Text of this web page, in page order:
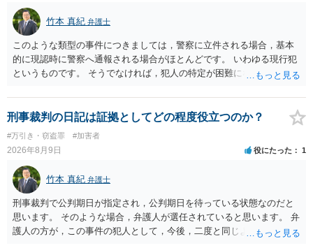
竹本 真紀 弁護士
このような類型の事件につきましては，警察に立件される場合，基本
的に現認時に警察へ通報される場合がほとんどです。 いわゆる現行犯
というものです。 そうでなければ，犯人の特定が困難になってしまい
（事件性）とともに，誰の行為かの判断がされる（犯人性）が必要な
のですが，現認時に警察が臨場できる場合以外は，基本的に犯人性を
特定することができません。もちろん，常習性が顕著で，既に前科を
有していて警察に把握されていれば別ですが，そのような方は，この
ような場所に質問を掲げてくることはありません。心配・不安になる
ことはよくわかるのですが，心配・不安を感じている方は，警察に把
握されていることがありませんので，犯人性が特定されることはあり
ません。したがって，自分が犯人であるとされることはないのです。
ですから，相談者の場合は，大丈夫です。安心してください。それで
は，①～③に答えます。 ①について 腕の動き，女性への向かい方をみ
れば，酔っていて偶然の出来事か，意図的に偶然を装うように触った
刑事裁判の日記は証拠としてどの程度役立つのか？
#万引き・窃盗罪 #加害者
2026年8月9日 役にたった 1
竹本 真紀 弁護士
刑事裁判で公判期日が指定され，公判期日を待っている状態なのだと
思います。 そのような場合，弁護人が選任されていると思います。 弁
護人の方が，この事件の犯人として，今後，二度と同じような犯罪を